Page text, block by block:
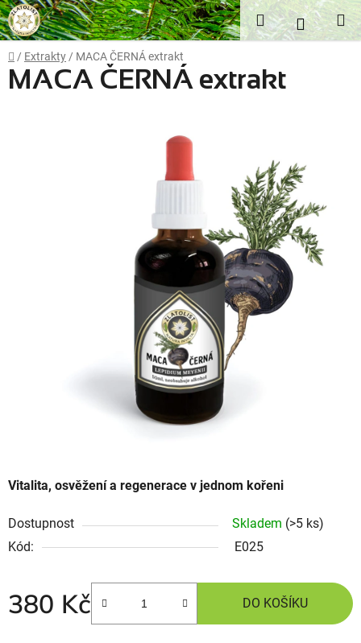
Přejít
na
obsah
Hledat
Domů
/ Extrakty / MACA ČERNÁ extrakt
Vitalita, osvěžení a regenerace v jednom kořeni
Dostupnost Skladem (>5 ks)
Kód:
E025
380 Kč DO KOŠÍKU
MACA ČERNÁ extrakt